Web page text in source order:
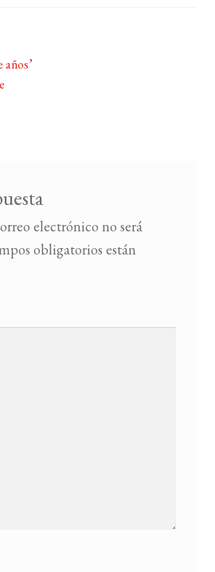
BUSCAR
años’
electrónico no será
obligatorios están